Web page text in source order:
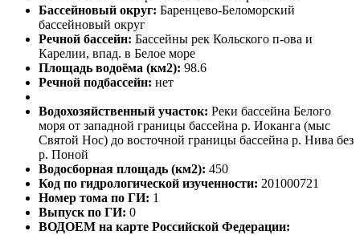
Бассейновый округ: Баренцево-Беломорский
бассейновый округ
Речной бассейн: Бассейны рек Кольского п-ова и
Карелии, впад. в Белое море
Площадь водоёма (км2): 98.6
Речной подбассейн: нет
Водохозяйственный участок: Реки бассейна Белого
моря от западной границы бассейна р. Иоканга (мыс
Святой Нос) до восточной границы бассейна р. Нива без
р. Поной
Водосборная площадь (км2): 450
Код по гидрологической изученности: 201000721
Номер тома по ГИ: 1
Выпуск по ГИ: 0
ВОДОЕМ на карте Российской Федерации: